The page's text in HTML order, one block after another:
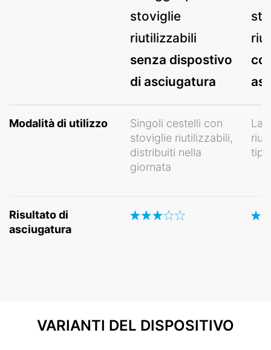
stoviglie
riutilizzabili
senza dispostivo
di asciugatura
Modalità di utilizzo
Singoli cestelli con
stoviglie riutilizzabili,
distribuiti nella
giornata
Risultato di
asciugatura
VARIANTI DEL DISPOSITIVO